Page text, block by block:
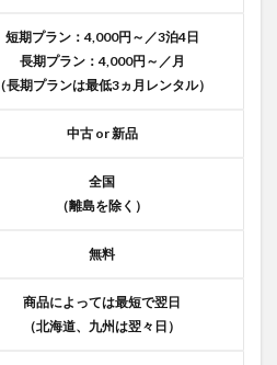
短期プラン：4,000円～／3泊4日
長期プラン：4,000円～／月
（長期プランは最低3ヵ月レンタル）
中古 or 新品
全国
（離島を除く）
無料
商品によっては最短で翌日
（北海道、九州は翌々日）